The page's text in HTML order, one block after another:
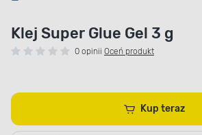
Klej Super Glue Gel 3 g
0 opinii Oceń produkt
Kup teraz